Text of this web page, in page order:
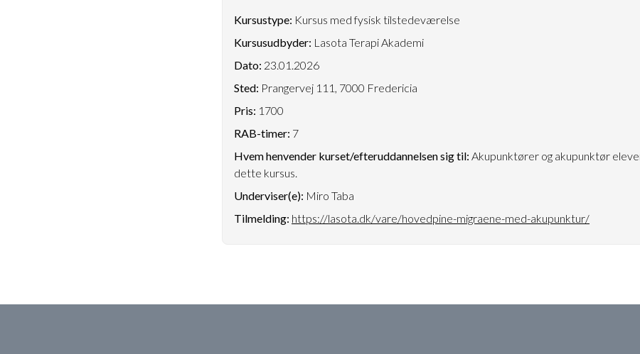
Kursustype: Kursus med fysisk tilstedeværelse
Kursusudbyder: Lasota Terapi Akademi
Dato: 23.01.2026
Sted: Prangervej 111, 7000 Fredericia
Pris: 1700
RAB-timer: 7
Hvem henvender kurset/efteruddannelsen sig til: Akupunktører og akupunktør
dette kursus.
Underviser(e): Miro Taba
Tilmelding: https://lasota.dk/vare/hovedpine-migraene-med-akupunktur/